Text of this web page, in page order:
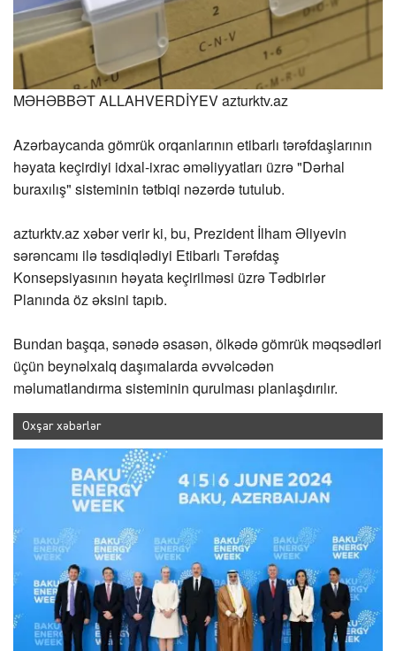
MƏHƏBBƏT ALLAHVERDİYEVazturktv.az
Azərbaycanda gömrük orqanlarının etibarlı tərəfdaşlarının
həyata keçirdiyi idxal-ixrac əməliyyatları üzrə "Dərhal
buraxılış" sisteminin tətbiqi nəzərdə tutulub.
azturktv.azxəbər verir ki, bu, Prezident İlham Əliyevin
sərəncamı ilə təsdiqlədiyi Etibarlı Tərəfdaş
Konsepsiyasının həyata keçirilməsi üzrə Tədbirlər
Planında öz əksini tapıb.
Bundan başqa, sənədə əsasən, ölkədə gömrük məqsədləri
üçün beynəlxalq daşımalarda əvvəlcədən
məlumatlandırma sisteminin qurulması planlaşdırılır.
Oxşar xəbərlər